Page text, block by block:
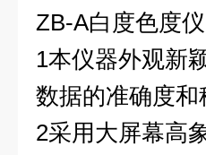
ZB-A白度色度
1本仪器外观新
数据的准确度和
2采用大屏幕高